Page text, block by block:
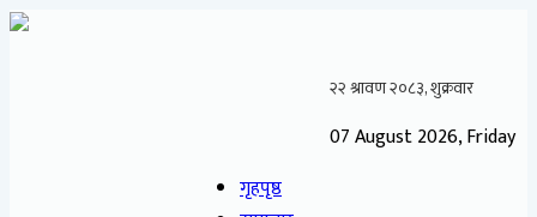
07 August 2026, Friday
गृहपृष्ठ